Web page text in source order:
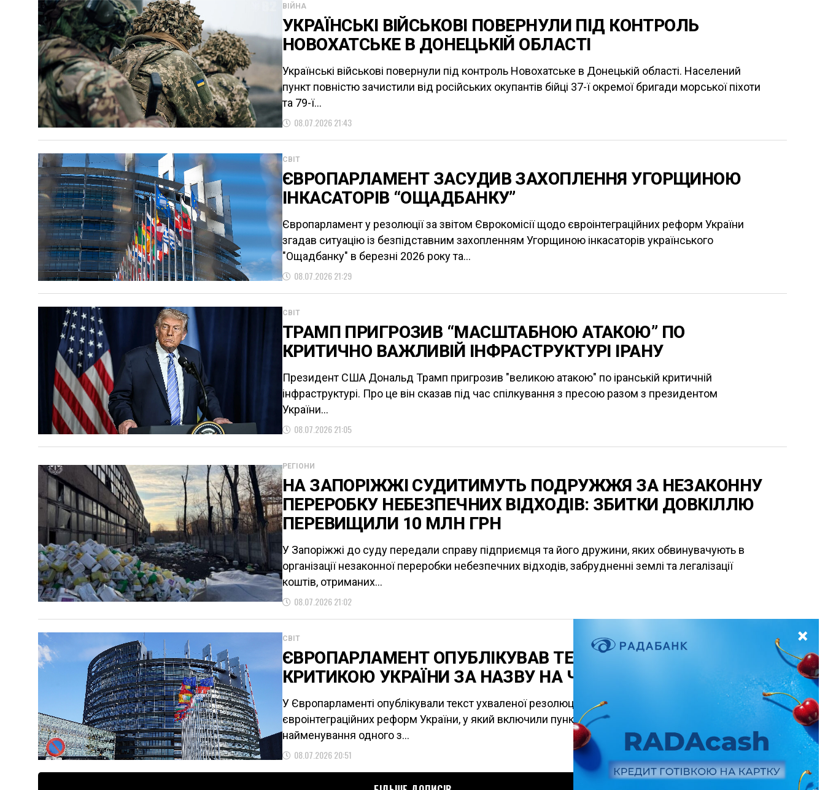
ВІЙНА
УКРАЇНСЬКІ ВІЙСЬКОВІ ПОВЕРНУЛИ ПІД КОНТРОЛЬ
НОВОХАТСЬКЕ В ДОНЕЦЬКІЙ ОБЛАСТІ
Українські військові повернули під контроль Новохатське в Донецькій області. Населений
пункт повністю зачистили від російських окупантів бійці 37-ї окремої бригади морської піхоти
та 79-ї...
08.07.2026 21:43
СВІТ
ЄВРОПАРЛАМЕНТ ЗАСУДИВ ЗАХОПЛЕННЯ УГОРЩИНОЮ
ІНКАСАТОРІВ “ОЩАДБАНКУ”
Європарламент у резолюції за звітом Єврокомісії щодо євроінтеграційних реформ України
згадав ситуацію із безпідставним захопленням Угорщиною інкасаторів українського
"Ощадбанку" в березні 2026 року та...
08.07.2026 21:29
СВІТ
ТРАМП ПРИГРОЗИВ “МАСШТАБНОЮ АТАКОЮ” ПО
КРИТИЧНО ВАЖЛИВІЙ ІНФРАСТРУКТУРІ ІРАНУ
Президент США Дональд Трамп пригрозив "великою атакою" по іранській критичній
інфраструктурі. Про це він сказав під час спілкування з пресою разом з президентом
України...
08.07.2026 21:05
РЕГІОНИ
НА ЗАПОРІЖЖІ СУДИТИМУТЬ ПОДРУЖЖЯ ЗА НЕЗАКОННУ
ПЕРЕРОБКУ НЕБЕЗПЕЧНИХ ВІДХОДІВ: ЗБИТКИ ДОВКІЛЛЮ
ПЕРЕВИЩИЛИ 10 МЛН ГРН
У Запоріжжі до суду передали справу підприємця та його дружини, яких обвинувачують в
організації незаконної переробки небезпечних відходів, забрудненні землі та легалізації
коштів, отриманих...
08.07.2026 21:02
СВІТ
ЄВРОПАРЛАМЕНТ ОПУБЛІКУВАВ ТЕКСТ РЕЗОЛЮЦІЇ З
КРИТИКОЮ УКРАЇНИ ЗА НАЗВУ НА ЧЕСТЬ ГЕРОЇВ УПА
У Європарламенті опублікували текст ухваленої резолюції за звітом Єврокомісії щодо
євроінтеграційних реформ України, у який включили пункт із критикою Києва за
найменування одного з...
08.07.2026 20:51